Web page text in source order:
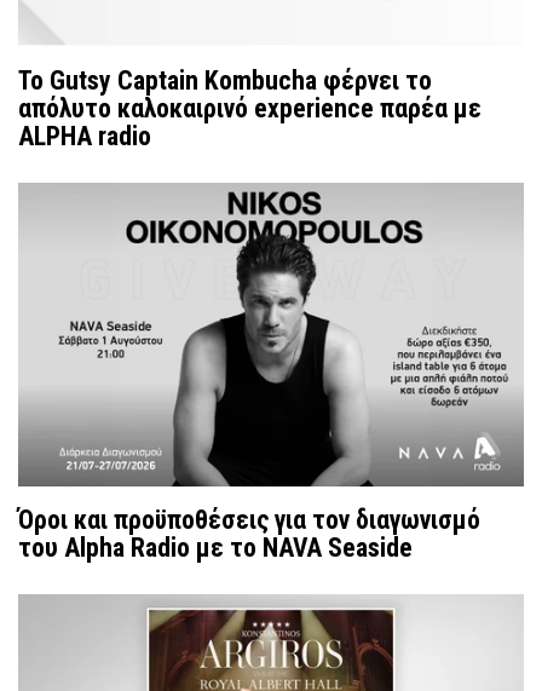
Το Gutsy Captain Kombucha φέρνει το
απόλυτο καλοκαιρινό experience παρέα με
ALPHA radio
Όροι και προϋποθέσεις για τον διαγωνισμό
του Alpha Radio με το NAVA Seaside